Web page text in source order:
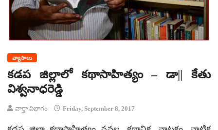
వ్యాసాలు
కడప జిల్లాలో కథాసాహిత్యం – డా|| కేతు
విశ్వనాధరెడ్డి
వార్తా విభాగం Friday, September 8, 2017